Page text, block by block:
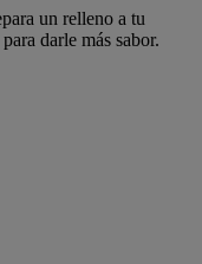
un relleno a tu
darle más sabor.